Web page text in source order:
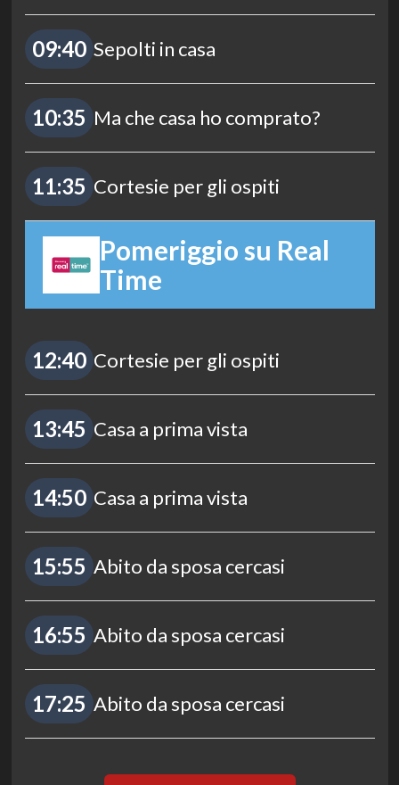
09:40 Sepolti in casa
10:35 Ma che casa ho comprato?
11:35 Cortesie per gli ospiti
Pomeriggio su Real
Time
12:40 Cortesie per gli ospiti
13:45 Casa a prima vista
14:50 Casa a prima vista
15:55 Abito da sposa cercasi
16:55 Abito da sposa cercasi
17:25 Abito da sposa cercasi